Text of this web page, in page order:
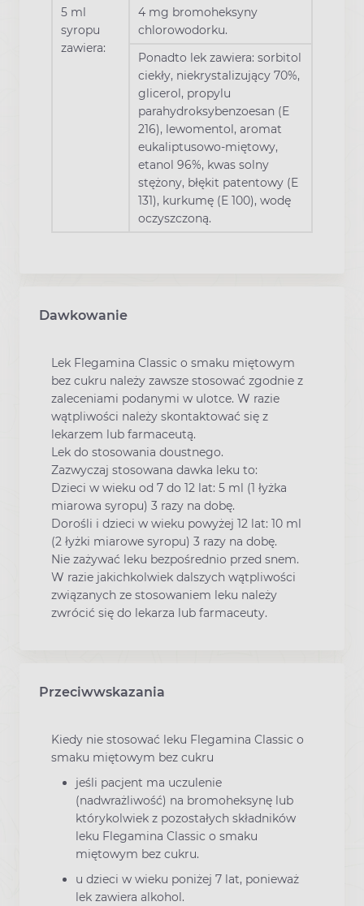
5 ml
syropu
zawiera:
4 mg bromoheksyny
chlorowodorku.
Ponadto lek zawiera: sorbitol
ciekły, niekrystalizujący 70%,
glicerol, propylu
parahydroksybenzoesan (E
216), lewomentol, aromat
eukaliptusowo-miętowy,
etanol 96%, kwas solny
stężony, błękit patentowy (E
131), kurkumę (E 100), wodę
oczyszczoną.
Dawkowanie
Lek Flegamina Classic o smaku miętowym
bez cukru należy zawsze stosować zgodnie z
zaleceniami podanymi w ulotce. W razie
wątpliwości należy skontaktować się z
lekarzem lub farmaceutą.
Lek do stosowania doustnego.
Zazwyczaj stosowana dawka leku to:
Dzieci w wieku od 7 do 12 lat: 5 ml (1 łyżka
miarowa syropu) 3 razy na dobę.
Dorośli i dzieci w wieku powyżej 12 lat: 10 ml
(2 łyżki miarowe syropu) 3 razy na dobę.
Nie zażywać leku bezpośrednio przed snem.
W razie jakichkolwiek dalszych wątpliwości
związanych ze stosowaniem leku należy
zwrócić się do lekarza lub farmaceuty.
Przeciwwskazania
Kiedy nie stosować leku Flegamina Classic o
smaku miętowym bez cukru
jeśli pacjent ma uczulenie
(nadwrażliwość) na bromoheksynę lub
którykolwiek z pozostałych składników
leku Flegamina Classic o smaku
miętowym bez cukru.
u dzieci w wieku poniżej 7 lat, ponieważ
lek zawiera alkohol.